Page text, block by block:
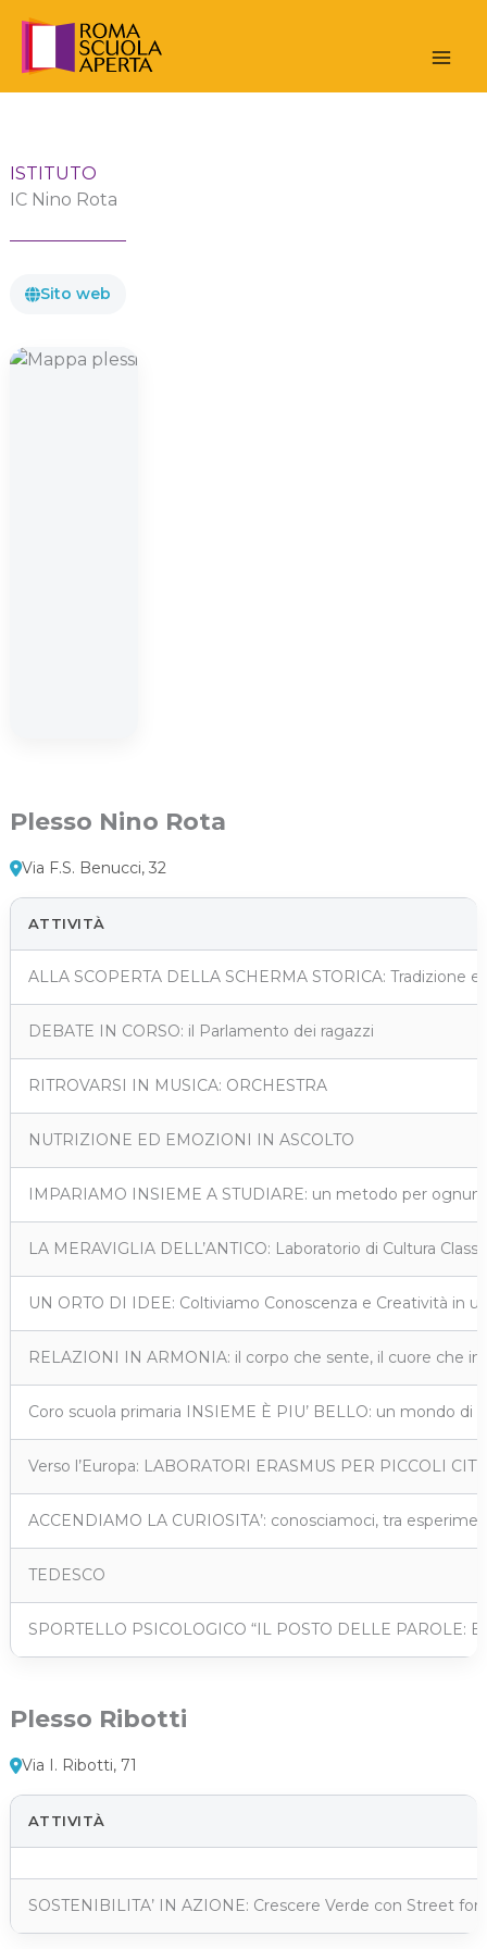
contenuto
ISTITUTO
IC Nino Rota
Sito web
Plesso Nino Rota
Via F.S. Benucci, 32
ATTIVITÀ
ALLA SCOPERTA DELLA SCHERMA STORICA: Tradizione e
DEBATE IN CORSO: il Parlamento dei ragazzi
RITROVARSI IN MUSICA: ORCHESTRA
NUTRIZIONE ED EMOZIONI IN ASCOLTO
IMPARIAMO INSIEME A STUDIARE: un metodo per
LA MERAVIGLIA DELL’ANTICO: Laboratorio di Cultura
UN ORTO DI IDEE: Coltiviamo Conoscenza e Creatività in
RELAZIONI IN ARMONIA: il corpo che sente, il cuore che
Coro scuola primaria INSIEME È PIU’ BELLO: un mondo di
Verso l’Europa: LABORATORI ERASMUS PER PICCOLI
ACCENDIAMO LA CURIOSITA’: conosciamoci, tra
TEDESCO
SPORTELLO PSICOLOGICO “IL POSTO DELLE PAROLE:
Plesso Ribotti
Via I. Ribotti, 71
ATTIVITÀ
SOSTENIBILITA’ IN AZIONE: Crescere Verde con Street for